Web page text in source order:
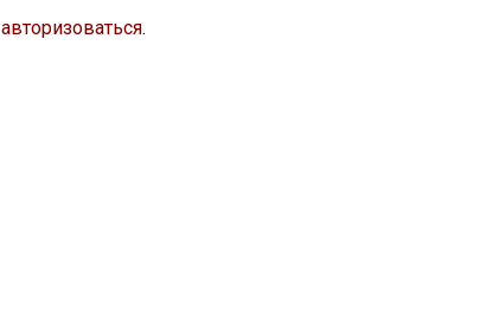
авторизоваться.